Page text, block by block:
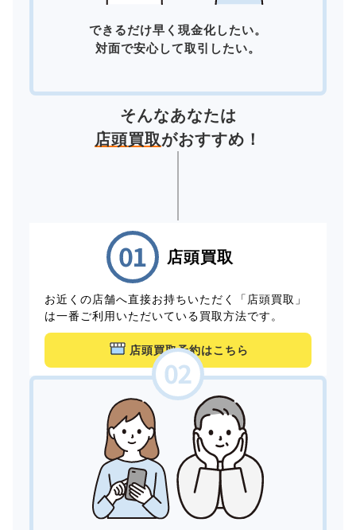
できるだけ早く現金化したい。
対面で安心して取引したい。
そんなあなたは
店頭買取がおすすめ！
店頭買取
お近くの店舗へ直接お持ちいただく「店頭買取」
は一番ご利用いただいている買取方法です。
店頭買取予約はこちら